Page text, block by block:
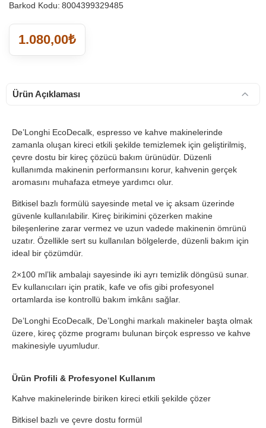
Barkod Kodu: 8004399329485
1.080,00₺
Ürün Açıklaması
De’Longhi EcoDecalk, espresso ve kahve makinelerinde
zamanla oluşan kireci etkili şekilde temizlemek için geliştirilmiş,
çevre dostu bir kireç çözücü bakım ürünüdür. Düzenli
kullanımda makinenin performansını korur, kahvenin gerçek
aromasını muhafaza etmeye yardımcı olur.
Bitkisel bazlı formülü sayesinde metal ve iç aksam üzerinde
güvenle kullanılabilir. Kireç birikimini çözerken makine
bileşenlerine zarar vermez ve uzun vadede makinenin ömrünü
uzatır. Özellikle sert su kullanılan bölgelerde, düzenli bakım için
ideal bir çözümdür.
2×100 ml’lik ambalajı sayesinde iki ayrı temizlik döngüsü sunar.
Ev kullanıcıları için pratik, kafe ve ofis gibi profesyonel
ortamlarda ise kontrollü bakım imkânı sağlar.
De’Longhi EcoDecalk, De’Longhi markalı makineler başta olmak
üzere, kireç çözme programı bulunan birçok espresso ve kahve
makinesiyle uyumludur.
Ürün Profili & Profesyonel Kullanım
Kahve makinelerinde biriken kireci etkili şekilde çözer
Bitkisel bazlı ve çevre dostu formül